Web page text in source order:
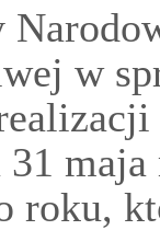
w
roku,